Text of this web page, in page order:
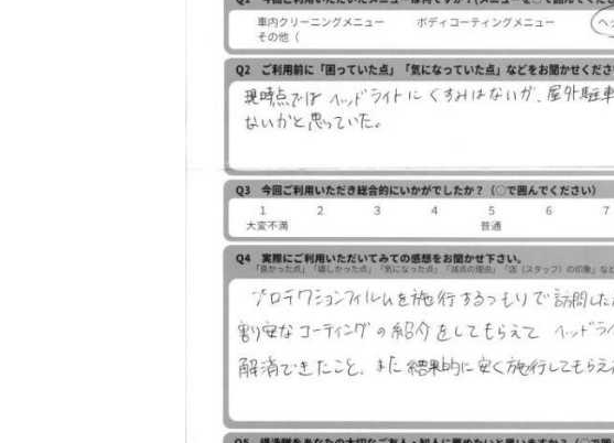
つの判
方｜
いる3
き境
取れな